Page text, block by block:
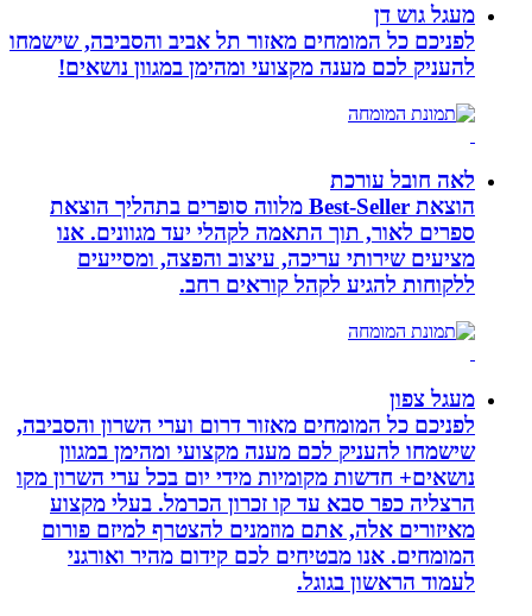
מעגל גוש דן
לפניכם כל המומחים מאזור תל אביב והסביבה, שישמחו
להעניק לכם מענה מקצועי ומהימן במגוון נושאים!
לאה חובל עורכת
הוצאת Best-Seller מלווה סופרים בתהליך הוצאת
ספרים לאור, תוך התאמה לקהלי יעד מגוונים. אנו
מציעים שירותי עריכה, עיצוב והפצה, ומסייעים
ללקוחות להגיע לקהל קוראים רחב.
מעגל צפון
לפניכם כל המומחים מאזור דרום וערי השרון והסביבה,
שישמחו להעניק לכם מענה מקצועי ומהימן במגוון
נושאים+ חדשות מקומיות מידי יום בכל ערי השרון מקו
הרצליה כפר סבא עד קו זכרון הכרמל. בעלי מקצוע
מאיזורים אלה, אתם מוזמנים להצטרף למיזם פורום
המומחים. אנו מבטיחים לכם קידום מהיר ואורגני
לעמוד הראשון בגוגל.